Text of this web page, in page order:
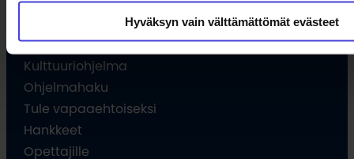
Hyväksyn vain välttämättömät evästeet
Kulttuuriohjelma
Ohjelmahaku
Tule vapaaehtoiseksi
Hankkeet
Opettajille